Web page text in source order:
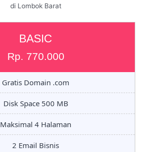
di Lombok Barat
BASIC
Rp. 770.000
Gratis Domain .com
Disk Space 500 MB
Maksimal 4 Halaman
2 Email Bisnis